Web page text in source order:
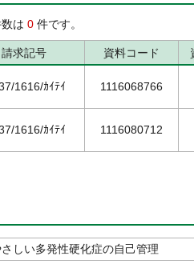
は 0 件です。
請求記号 資料コード
1616/ｶｲﾃｲ 1116068766
1616/ｶｲﾃｲ 1116080712
しい多発性硬化症の自己管理